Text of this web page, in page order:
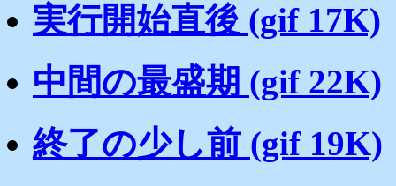
実行開始直後 (gif 17K)
中間の最盛期 (gif 22K)
終了の少し前 (gif 19K)